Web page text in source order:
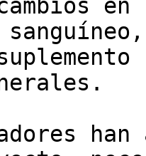
cambios
han